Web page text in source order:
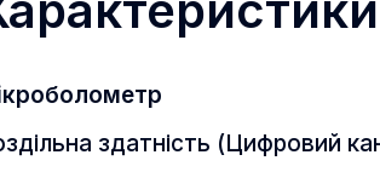
здатність (Цифровий